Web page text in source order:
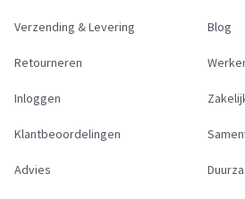
Verzending & Levering
Retourneren
Inloggen
Klantbeoordelingen
Advies
Blog